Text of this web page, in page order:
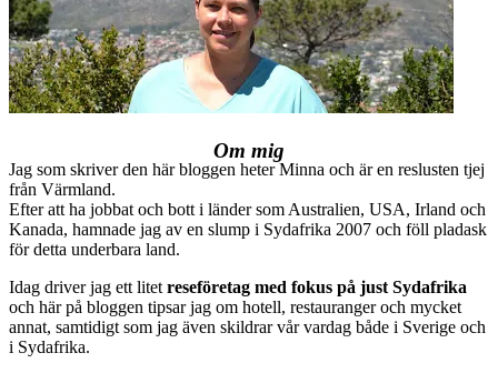
Om mig
Jag som skriver den här bloggen heter Minna och är en reslusten tjej
från Värmland.
Efter att ha jobbat och bott i länder som Australien, USA, Irland och
Kanada, hamnade jag av en slump i Sydafrika 2007 och föll pladask
för detta underbara land.
Idag driver jag ett litet reseföretag med fokus på just Sydafrika
och här på bloggen tipsar jag om hotell, restauranger och mycket
annat, samtidigt som jag även skildrar vår vardag både i Sverige och
i Sydafrika.